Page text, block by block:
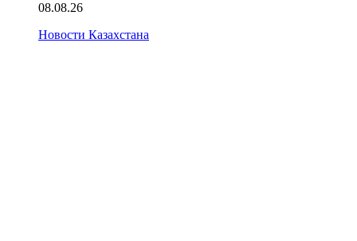
08.08.26
Новости Казахстана